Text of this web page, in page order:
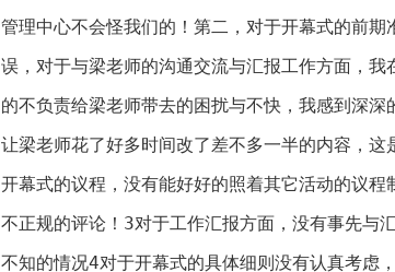
管理中心不会怪我们的！第二，对于开幕式的前期
误，对于与梁老师的沟通交流与汇报工作方面，我
的不负责给梁老师带去的困扰与不快，我感到深
让梁老师花了好多时间改了差不多一半的内容，
开幕式的议程，没有能好好的照着其它活动的议程
不正规的评论！3对于工作汇报方面，没有事先与
不知的情况4对于开幕式的具体细则没有认真考虑